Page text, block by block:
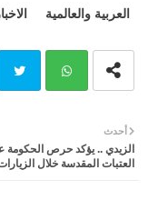
العربية والعالمية
ter atsa
أحدث
الزيدي .. يؤكد حرص الحكومة
العتبات المقدسة خلال